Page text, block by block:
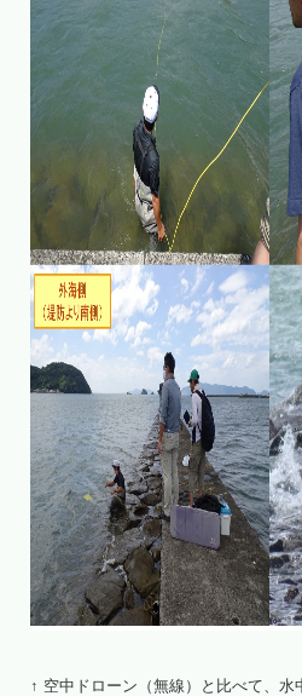
↑ 空中ドローン（無線）と比べて、